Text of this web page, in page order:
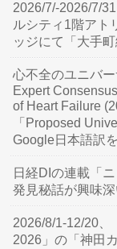
2026/7/-2026/7/
ルシティ1階アト
ッジにて「大手
心不全のユニバ
Expert
of Heart Failure
「Proposed
Google日本語訳
日経DIの連載「
発見秘話が興味深
2026/8/1-12/20、
2026」の「神田